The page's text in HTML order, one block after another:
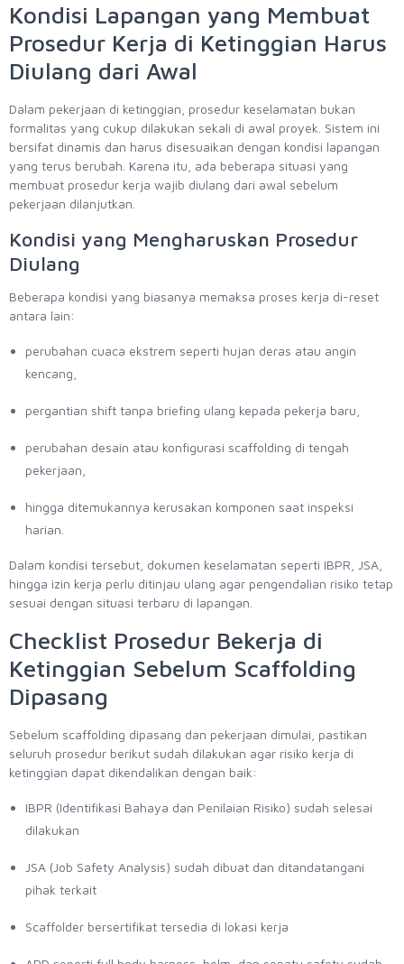
Kondisi Lapangan yang Membuat
Prosedur Kerja di Ketinggian Harus
Diulang dari Awal
Dalam pekerjaan di ketinggian, prosedur keselamatan bukan
formalitas yang cukup dilakukan sekali di awal proyek. Sistem ini
bersifat dinamis dan harus disesuaikan dengan kondisi lapangan
yang terus berubah. Karena itu, ada beberapa situasi yang
membuat prosedur kerja wajib diulang dari awal sebelum
pekerjaan dilanjutkan.
Kondisi yang Mengharuskan Prosedur
Diulang
Beberapa kondisi yang biasanya memaksa proses kerja di-reset
antara lain:
perubahan cuaca ekstrem seperti hujan deras atau angin
kencang,
pergantian shift tanpa briefing ulang kepada pekerja baru,
perubahan desain atau konfigurasi scaffolding di tengah
pekerjaan,
hingga ditemukannya kerusakan komponen saat inspeksi
harian.
Dalam kondisi tersebut, dokumen keselamatan seperti IBPR, JSA,
hingga izin kerja perlu ditinjau ulang agar pengendalian risiko tetap
sesuai dengan situasi terbaru di lapangan.
Checklist Prosedur Bekerja di
Ketinggian Sebelum Scaffolding
Dipasang
Sebelum scaffolding dipasang dan pekerjaan dimulai, pastikan
seluruh prosedur berikut sudah dilakukan agar risiko kerja di
ketinggian dapat dikendalikan dengan baik:
IBPR (Identifikasi Bahaya dan Penilaian Risiko) sudah selesai
dilakukan
JSA (Job Safety Analysis) sudah dibuat dan ditandatangani
pihak terkait
Scaffolder bersertifikat tersedia di lokasi kerja